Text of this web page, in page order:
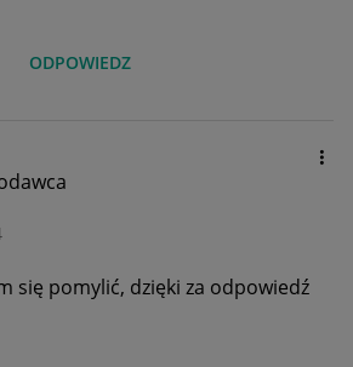
ODPOWIEDZ
się pomylić, dzięki za odpowiedź